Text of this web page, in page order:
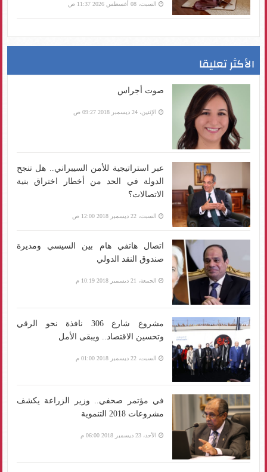
السبت، 08 أغسطس 2026 11:37 ص
الأكثر تعليقا
صوت أجراس
الإثنين، 24 ديسمبر 2018 09:27 ص
عبر استراتيجية للأمن السيبراني.. هل تنجح
الدولة في الحد من أخطار اختراق بنية
الاتصالات؟
السبت، 22 ديسمبر 2018 12:00 ص
اتصال هاتفي هام بين السيسي ومديرة
صندوق النقد الدولي
الجمعة، 21 ديسمبر 2018 10:19 م
مشروع شارع 306 نافذة نحو الرقي
وتحسين الاقتصاد.. ويبقى الأمل
السبت، 22 ديسمبر 2018 01:00 م
في مؤتمر صحفي.. وزير الزراعة يكشف
مشروعات 2018 التنموية
الأحد، 23 ديسمبر 2018 06:00 م